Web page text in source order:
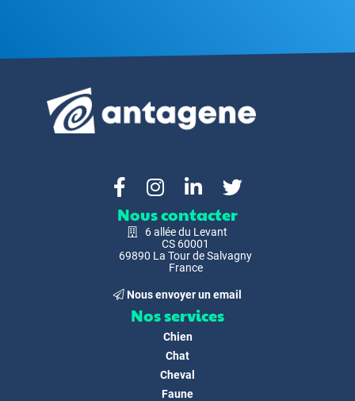
Nous contacter
6 allée du Levant
CS 60001
69890 La Tour de Salvagny
France
Nous envoyer un email
Nos services
Chien
Chat
Cheval
Faune